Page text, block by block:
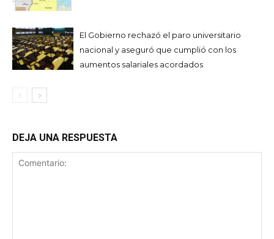
El Gobierno rechazó el paro universitario
nacional y aseguró que cumplió con los
aumentos salariales acordados
DEJA UNA RESPUESTA